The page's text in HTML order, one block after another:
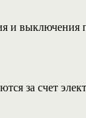
за счет